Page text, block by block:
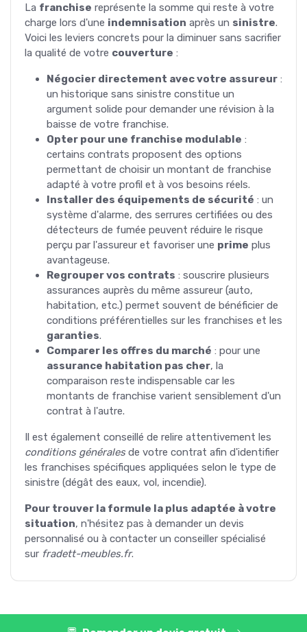
La franchise représente la somme qui reste à votre
charge lors d'une indemnisation après un sinistre.
Voici les leviers concrets pour la diminuer sans sacrifier
la qualité de votre couverture :
Négocier directement avec votre assureur :
un historique sans sinistre constitue un
argument solide pour demander une révision à la
baisse de votre franchise.
Opter pour une franchise modulable :
certains contrats proposent des options
permettant de choisir un montant de franchise
adapté à votre profil et à vos besoins réels.
Installer des équipements de sécurité : un
système d'alarme, des serrures certifiées ou des
détecteurs de fumée peuvent réduire le risque
perçu par l'assureur et favoriser une prime plus
avantageuse.
Regrouper vos contrats : souscrire plusieurs
assurances auprès du même assureur (auto,
habitation, etc.) permet souvent de bénéficier de
conditions préférentielles sur les franchises et les
garanties.
Comparer les offres du marché : pour une
assurance habitation pas cher, la
comparaison reste indispensable car les
montants de franchise varient sensiblement d'un
contrat à l'autre.
Il est également conseillé de relire attentivement les
conditions généralesde votre contrat afin d'identifier
les franchises spécifiques appliquées selon le type de
sinistre (dégât des eaux, vol, incendie).
Pour trouver la formule la plus adaptée à votre
situation, n'hésitez pas à demander un devis
personnalisé ou à contacter un conseiller spécialisé
sur fradett-meubles.fr.